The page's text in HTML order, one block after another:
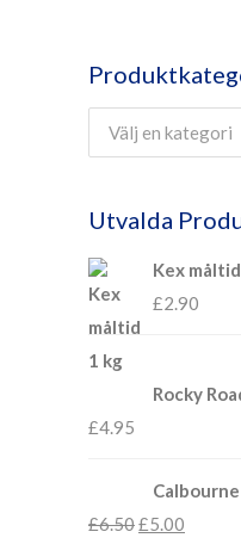
Utvalda
Kex
£2.90
Rocky
£4.95
£6.50£5.00